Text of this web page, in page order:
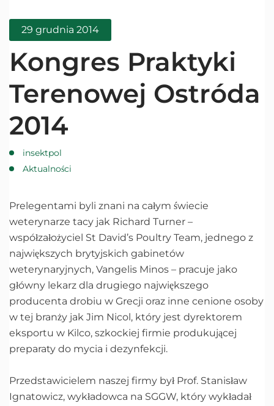
29 grudnia 2014
Kongres Praktyki
Terenowej Ostróda
2014
insektpol
Aktualności
Prelegentami byli znani na całym świecie
weterynarze tacy jak Richard Turner –
współzałożyciel St David’s Poultry Team, jednego z
największych brytyjskich gabinetów
weterynaryjnych, Vangelis Minos – pracuje jako
główny lekarz dla drugiego największego
producenta drobiu w Grecji oraz inne cenione osoby
w tej branży jak Jim Nicol, który jest dyrektorem
eksportu w Kilco, szkockiej firmie produkującej
preparaty do mycia i dezynfekcji.
Przedstawicielem naszej firmy był Prof. Stanisław
Ignatowicz, wykładowca na SGGW, który wykładał